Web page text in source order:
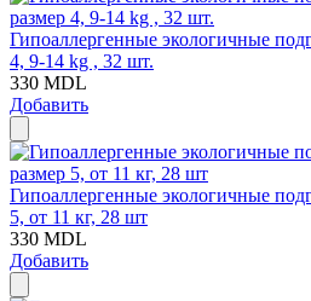
Гипоаллергенные экологичные
4, 9-14 kg , 32 шт.
330 MDL
Добавить
Гипоаллергенные экологичные
5, от 11 кг, 28 шт
330 MDL
Добавить